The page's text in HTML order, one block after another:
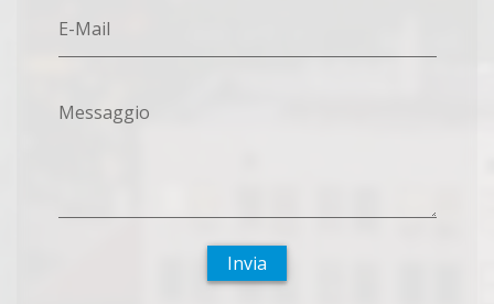
E-Mail
Messaggio
Invia